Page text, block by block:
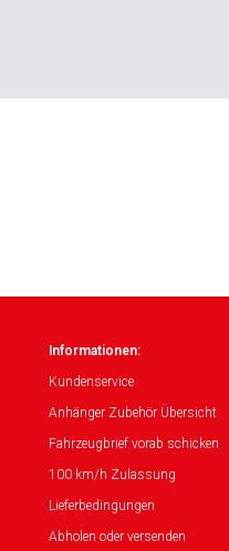
Informationen:
Kundenservice
Anhänger Zubehör Übersicht
Fahrzeugbrief vorab schicken
100 km/h Zulassung
Lieferbedingungen
Abholen oder versenden